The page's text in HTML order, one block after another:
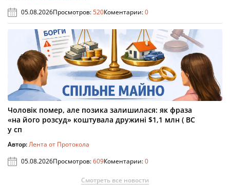
05.08.2026Просмотров:520Коментарии:0
Чоловік помер, але позика залишилася: як фраза
«на його розсуд» коштувала дружині $1,1 млн ( ВС
у сп
Автор:Лента от Протокола
05.08.2026Просмотров:609Коментарии:0
Смотреть все новости